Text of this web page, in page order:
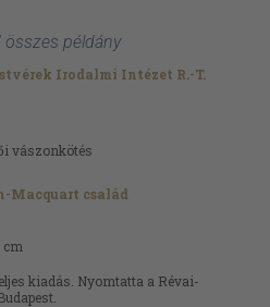
összes példány
Irodalmi Intézet R.-T.
vászonkötés
Macquart család
cm
kiadás. Nyomtatta a Révai-